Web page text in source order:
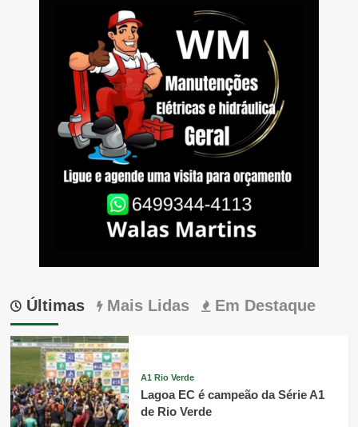
Últimas Mais Lidas Em Destaque
A1 Rio Verde
Lagoa EC é campeão da Série A1
de Rio Verde